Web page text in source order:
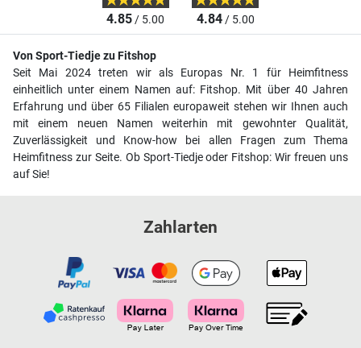
4.85/ 5.00 4.84/ 5.00
Von Sport-Tiedje zu Fitshop
Seit Mai 2024 treten wir als Europas Nr. 1 für Heimfitness
einheitlich unter einem Namen auf: Fitshop. Mit über 40 Jahren
Erfahrung und über 65 Filialen europaweit stehen wir Ihnen auch
mit einem neuen Namen weiterhin mit gewohnter Qualität,
Zuverlässigkeit und Know-how bei allen Fragen zum Thema
Heimfitness zur Seite. Ob Sport-Tiedje oder Fitshop: Wir freuen uns
auf Sie!
Zahlarten